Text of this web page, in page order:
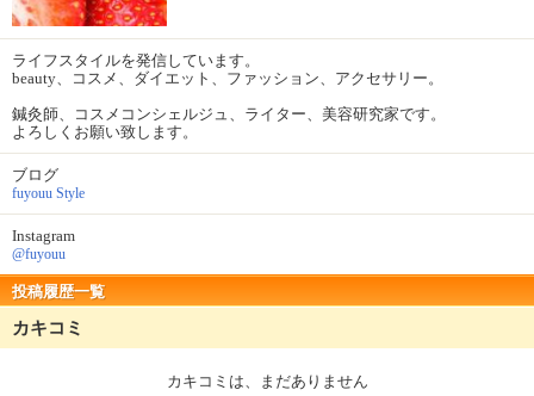
ライフスタイルを発信しています。
beauty、コスメ、ダイエット、ファッション、アクセサリー。
鍼灸師、コスメコンシェルジュ、ライター、美容研究家です。
よろしくお願い致します。
ブログ
fuyouu Style
Instagram
@fuyouu
投稿履歴一覧
カキコミ
カキコミは、まだありません